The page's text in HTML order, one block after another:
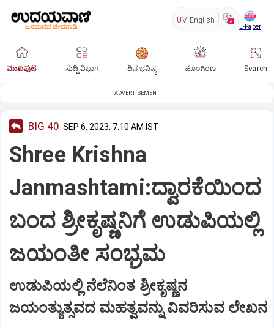
UV English
E-Paper
ಮುಖಪುಟ ಸುದ್ದಿ ವಿಭಾಗ ದಿನ ಭವಿಷ್ಯ ಹೊಂಗಿರಣ Search
ADVERTISEMENT
BIG 40 SEP 6, 2023, 7:10 AM IST
Shree Krishna
Janmashtami:ದ್ವಾರಕೆಯಿಂದ
ಬಂದ ಶ್ರೀಕೃಷ್ಣನಿಗೆ ಉಡುಪಿಯಲ್ಲಿ
ಜಯಂತೀ ಸಂಭ್ರಮ
ಉಡುಪಿಯಲ್ಲಿ ನೆಲೆನಿಂತ ಶ್ರೀಕೃಷ್ಣನ
ಜಯಂತ್ಯುತ್ಸವದ ಮಹತ್ವವನ್ನು ವಿವರಿಸುವ ಲೇಖನ